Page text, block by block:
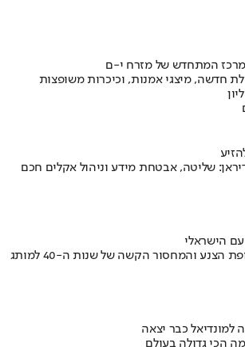
המתחדש של מזרח י-ם
חדשה, מיצגי אמנות, וכיכרות משופצות
שליטה, אבטחת מידע וניהול אקלים חכם
הישראלי
איך אסם הפכה את תקופת הצנע והמחסור הקשה של שנות ה-40 למותג
כבר יצאה
הכי גדולה בעולם